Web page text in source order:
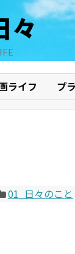
々
ライフ プ
01_日々のこと